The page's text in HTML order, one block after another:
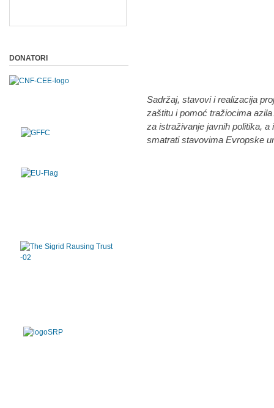
Sadržaj, stavovi i realizacija
zaštitu i pomoć tražiocima
za istraživanje javnih politika,
smatrati stavovima Evropske
DONATORI